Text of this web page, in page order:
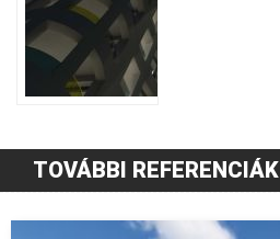
TOVÁBBI REFERENCIÁK